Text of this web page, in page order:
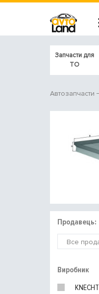
Запчасти для
ТО
Автозапчасти
Продавець:
Виробник
KNECHT